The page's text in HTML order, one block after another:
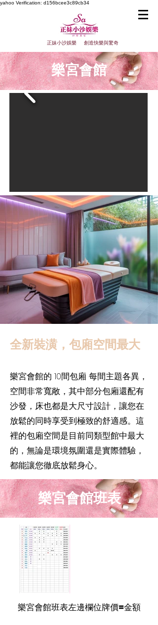
yahoo Verification: d156bcee3c89cb34
正妹小沙娛樂 創造快樂與驚奇
樂宮會館
全新裝潢，包廂空間最大
樂宮會館的 10間包廂 每間主題各異，
空間非常寬敞，其中部分包廂還配有
沙發，床也都是大尺寸設計，讓您在
放鬆的同時享受到極致的舒適感。這
裡的包廂空間是目前同類型館中最大
的，無論是環境氛圍還是實際體驗，
都能讓您徹底放鬆身心。
樂宮會館班表
樂宮會館班表左邊欄位牌價=金額